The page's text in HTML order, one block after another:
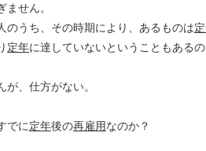
せん。
のうち、その時期により、あるものは
定年に達していないということもある
、仕方がない。
でに定年後の再雇用なのか？